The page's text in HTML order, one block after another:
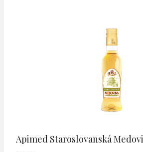
Apimed Staroslovanská